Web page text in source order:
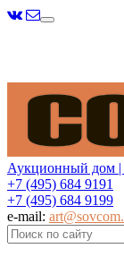
Меню
Аукционный дом
+7 (495) 684 9191
+7 (495) 684 9199
e-mail: